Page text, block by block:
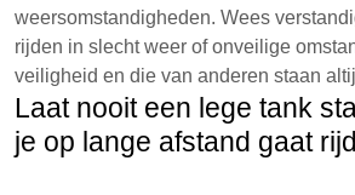
weersomstandigheden. Wees
rijden in slecht weer of onveilige
veiligheid en die van anderen staan
Laat nooit een lege tank
je op lange afstand gaat